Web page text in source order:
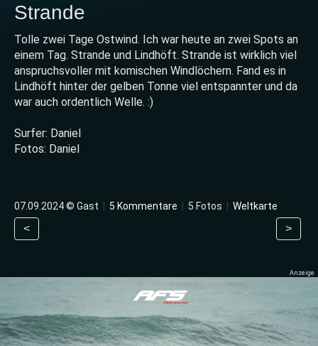
Strande
Tolle zwei Tage Ostwind. Ich war heute an zwei Spots an
einem Tag. Strande und Lindhöft. Strande ist wirklich viel
anspruchsvoller mit komischen Windlöchern. Fand es in
Lindhöft hinter der gelben Tonne viel entspannter und da
war auch ordentlich Welle. :)
Surfer: Daniel
Fotos: Daniel
07.09.2024 © Gast 5 Kommentare 5 Fotos Weltkarte
< >